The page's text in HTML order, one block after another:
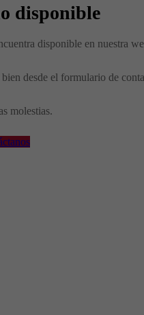
disponible
disponible en nuestra
desde el formulario de
molestias.